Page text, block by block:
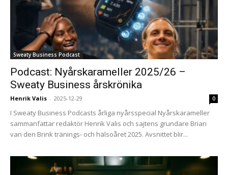
Sweaty Business Podcast
Podcast: Nyårskarameller 2025/26 –
Sweaty Business årskrönika
Henrik Valis - 2025-12-29 0
I Sweaty Business Podcasts årliga nyårsspecial Nyårskarameller
sammanfattar redaktör Henrik Valis och sajtens grundare Brian
van den Brink tränings- och hälsoåret 2025. Avsnittet blir...